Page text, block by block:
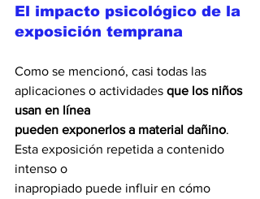
El impacto psicológico de la
exposición temprana
Como se mencionó, casi todas las
aplicaciones o actividades que los niños
usan en línea
pueden exponerlos a material dañino.
Esta exposición repetida a contenido
intenso o
inapropiado puede influir en cómo